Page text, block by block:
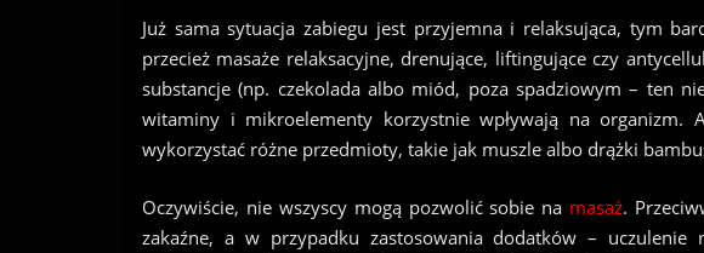
Już sama sytuacja zabiegu jest przyjemna i relaksująca, tym
przecież masaże relaksacyjne, drenujące, liftingujące czy
substancje (np. czekolada albo miód, poza spadziowym – ten
witaminy i mikroelementy korzystnie wpływają na organizm.
wykorzystać różne przedmioty, takie jak muszle albo drążki
Oczywiście, nie wszyscy mogą pozwolić sobie na masaż.
zakaźne, a w przypadku zastosowania dodatków –